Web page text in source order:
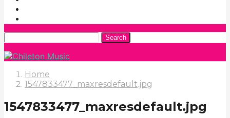
Search
Home
1547833477_maxresdefault.jpg
1547833477_maxresdefault.jpg